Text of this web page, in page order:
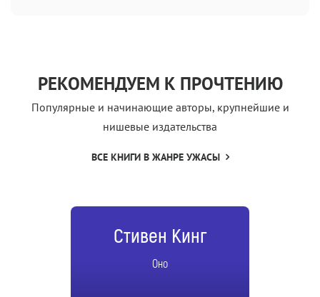
РЕКОМЕНДУЕМ К ПРОЧТЕНИЮ
Популярные и начинающие авторы, крупнейшие и
нишевые издательства
ВСЕ КНИГИ В ЖАНРЕ УЖАСЫ
Стивен Кинг
Оно